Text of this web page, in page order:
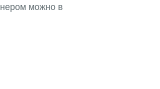
можно в